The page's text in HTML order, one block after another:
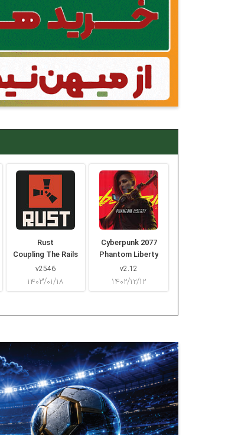
Rust
Coupling The Rails
v2546
۱۴۰۳/۰۱/۱۸
Cyberpunk 2077
Phantom Liberty
v2.12
۱۴۰۲/۱۲/۱۲